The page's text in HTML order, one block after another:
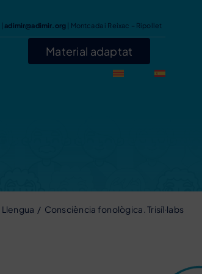
|adimir@adimir.org | Montcada i Reixac – Ripollet
Material adaptat
Llengua Consciència fonològica. Trisíl·labs